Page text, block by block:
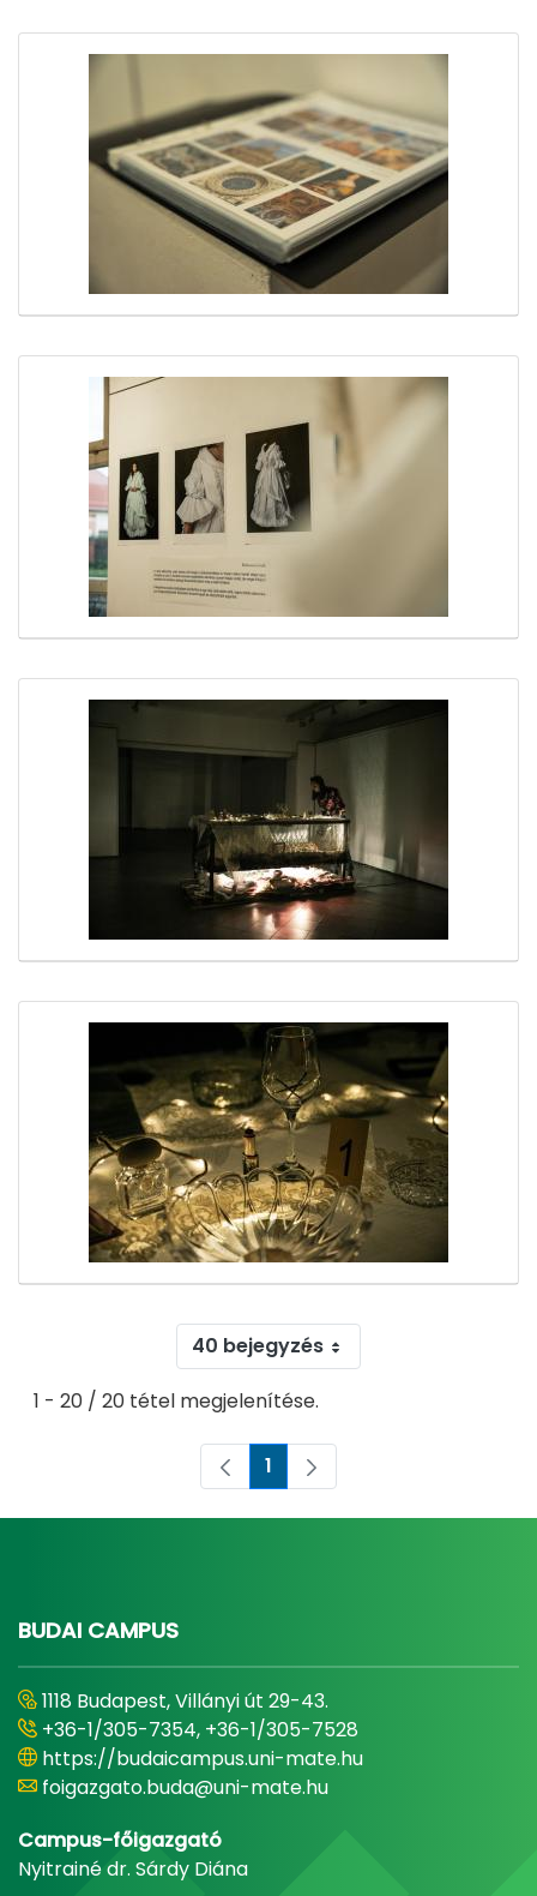
40 bejegyzés
1 - 20 / 20 tétel megjelenítése.
Oldal
1
BUDAI CAMPUS
1118 Budapest, Villányi út 29-43.
+36-1/305-7354, +36-1/305-7528
https://budaicampus.uni-mate.hu
foigazgato.buda@uni-mate.hu
Campus-főigazgató
Nyitrainé dr. Sárdy Diána